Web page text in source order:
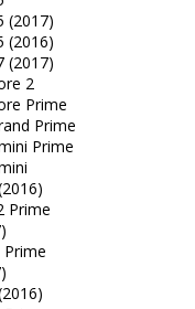
(2017)
(2016)
(2017)
2
Prime
Prime
Prime
Prime
Prime